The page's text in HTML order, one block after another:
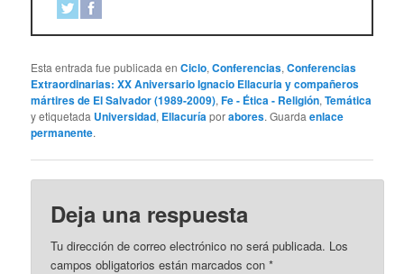
Esta entrada fue publicada enCiclo,Conferencias,Conferencias
Extraordinarias: XX Aniversario Ignacio Ellacuria y compañeros
mártires de El Salvador (1989-2009),Fe - Ética - Religión,Temática
y etiquetada Universidad, Ellacuríaporabores. Guardaenlace
permanente.
Deja una respuesta
Tu dirección de correo electrónico no será publicada. Los
campos obligatorios están marcados con*